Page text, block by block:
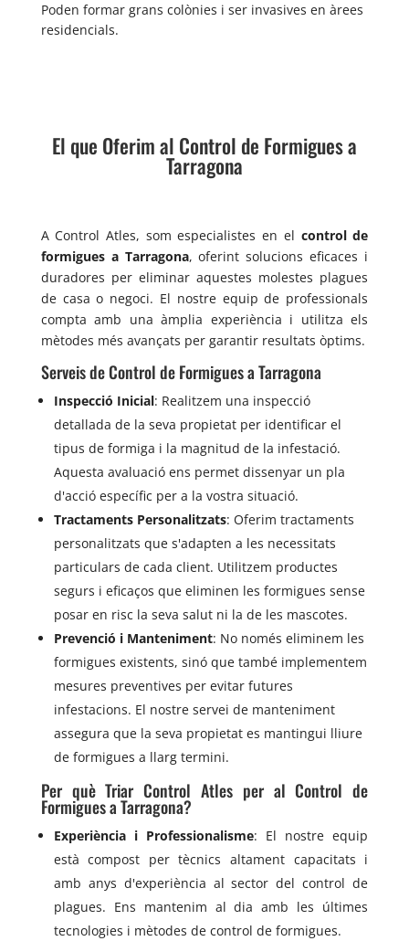
Poden formar grans colònies i ser invasives en àrees
residencials.
El que Oferim al Control de Formigues a
Tarragona
A Control Atles, som especialistes en el control de
formigues a Tarragona, oferint solucions eficaces i
duradores per eliminar aquestes molestes plagues
de casa o negoci. El nostre equip de professionals
compta amb una àmplia experiència i utilitza els
mètodes més avançats per garantir resultats òptims.
Serveis de Control de Formigues a Tarragona
Inspecció Inicial: Realitzem una inspecció
detallada de la seva propietat per identificar el
tipus de formiga i la magnitud de la infestació.
Aquesta avaluació ens permet dissenyar un pla
d'acció específic per a la vostra situació.
Tractaments Personalitzats: Oferim tractaments
personalitzats que s'adapten a les necessitats
particulars de cada client. Utilitzem productes
segurs i eficaços que eliminen les formigues sense
posar en risc la seva salut ni la de les mascotes.
Prevenció i Manteniment: No només eliminem les
formigues existents, sinó que també implementem
mesures preventives per evitar futures
infestacions. El nostre servei de manteniment
assegura que la seva propietat es mantingui lliure
de formigues a llarg termini.
Per què Triar Control Atles per al Control de
Formigues a Tarragona?
Experiència i Professionalisme: El nostre equip
està compost per tècnics altament capacitats i
amb anys d'experiència al sector del control de
plagues. Ens mantenim al dia amb les últimes
tecnologies i mètodes de control de formigues.